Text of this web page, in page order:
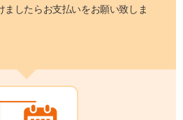
したらお支払いをお願い致しま